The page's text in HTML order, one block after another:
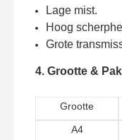
Lage mist.
Hoog
Grote
4. Grootte &
Grootte
A4